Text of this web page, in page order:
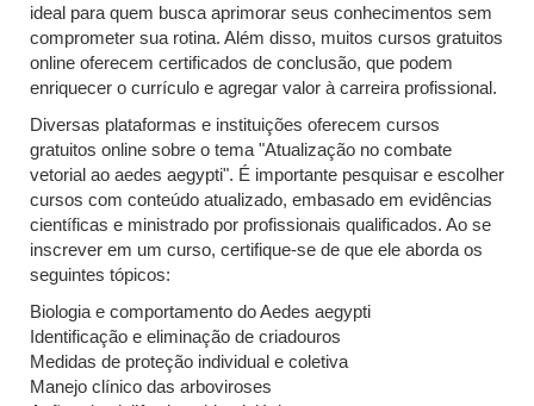
ideal para quem busca aprimorar seus conhecimentos sem
comprometer sua rotina. Além disso, muitos cursos gratuitos
online oferecem certificados de conclusão, que podem
enriquecer o currículo e agregar valor à carreira profissional.
Diversas plataformas e instituições oferecem cursos
gratuitos online sobre o tema "Atualização no combate
vetorial ao aedes aegypti". É importante pesquisar e escolher
cursos com conteúdo atualizado, embasado em evidências
científicas e ministrado por profissionais qualificados. Ao se
inscrever em um curso, certifique-se de que ele aborda os
seguintes tópicos:
Biologia e comportamento do Aedes aegypti
Identificação e eliminação de criadouros
Medidas de proteção individual e coletiva
Manejo clínico das arboviroses